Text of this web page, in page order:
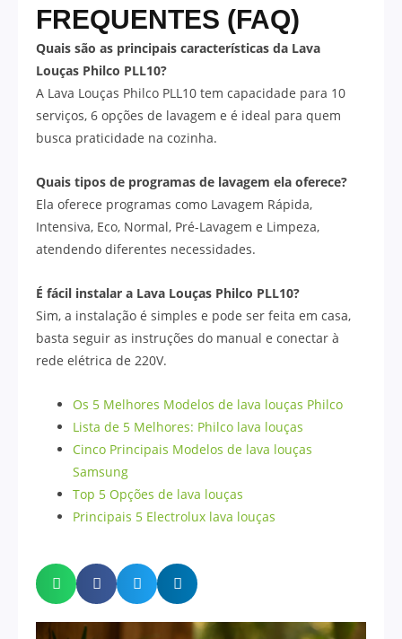
FREQUENTES (FAQ)
Quais são as principais características da Lava
Louças Philco PLL10?
A Lava Louças Philco PLL10 tem capacidade para 10
serviços, 6 opções de lavagem e é ideal para quem
busca praticidade na cozinha.
Quais tipos de programas de lavagem ela oferece?
Ela oferece programas como Lavagem Rápida,
Intensiva, Eco, Normal, Pré-Lavagem e Limpeza,
atendendo diferentes necessidades.
É fácil instalar a Lava Louças Philco PLL10?
Sim, a instalação é simples e pode ser feita em casa,
basta seguir as instruções do manual e conectar à
rede elétrica de 220V.
Os 5 Melhores Modelos de lava louças Philco
Lista de 5 Melhores: Philco lava louças
Cinco Principais Modelos de lava louças
Samsung
Top 5 Opções de lava louças
Principais 5 Electrolux lava louças